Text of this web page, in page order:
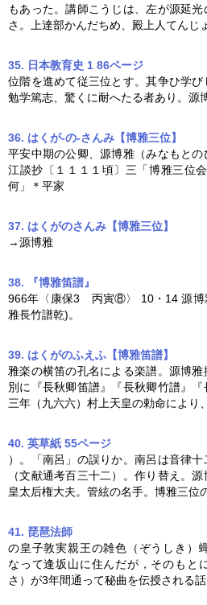
もあった。講師こうじは、左が源延
さ。上達部かんだちめ、殿上人てんじ
35. 日本教育史 1 86ページ
位階を進めて従三位とす。其争ひ学
勉学篤志、驚くに耐へたる者あり。 源
36. はくが‐の‐さんみ【博雅三位】
平安中期の公卿、源博雅 （みなもと
江談抄〔１１１１頃〕三「博雅三位
何」＊平家
37. はくがのさんみ【博雅三位】
→源博雅
38. 『博雅笛譜』
966年〈康保3 丙寅⑧〉 10・14源博
雅長竹譜乾)。
39. はくがのふえふ【博雅笛譜】
雅楽の横笛の孔名による楽譜。 源博雅
別に『長秋卿笛譜』『長秋卿竹譜』
三年（九六六）村上天皇の勅命により
40. 英草紙 55ページ
）。「南呂」の誤りか。南呂は音律
（文献通考百三十二）。作り替え。源
皇太后権大夫。管絃の名手。博雅三位
41. 琵琶法師
の皇子敦実親王の雑色（ぞうしき）
なって逢坂山に住んだが，そのもと
さ）が3年間通って秘曲を伝授される